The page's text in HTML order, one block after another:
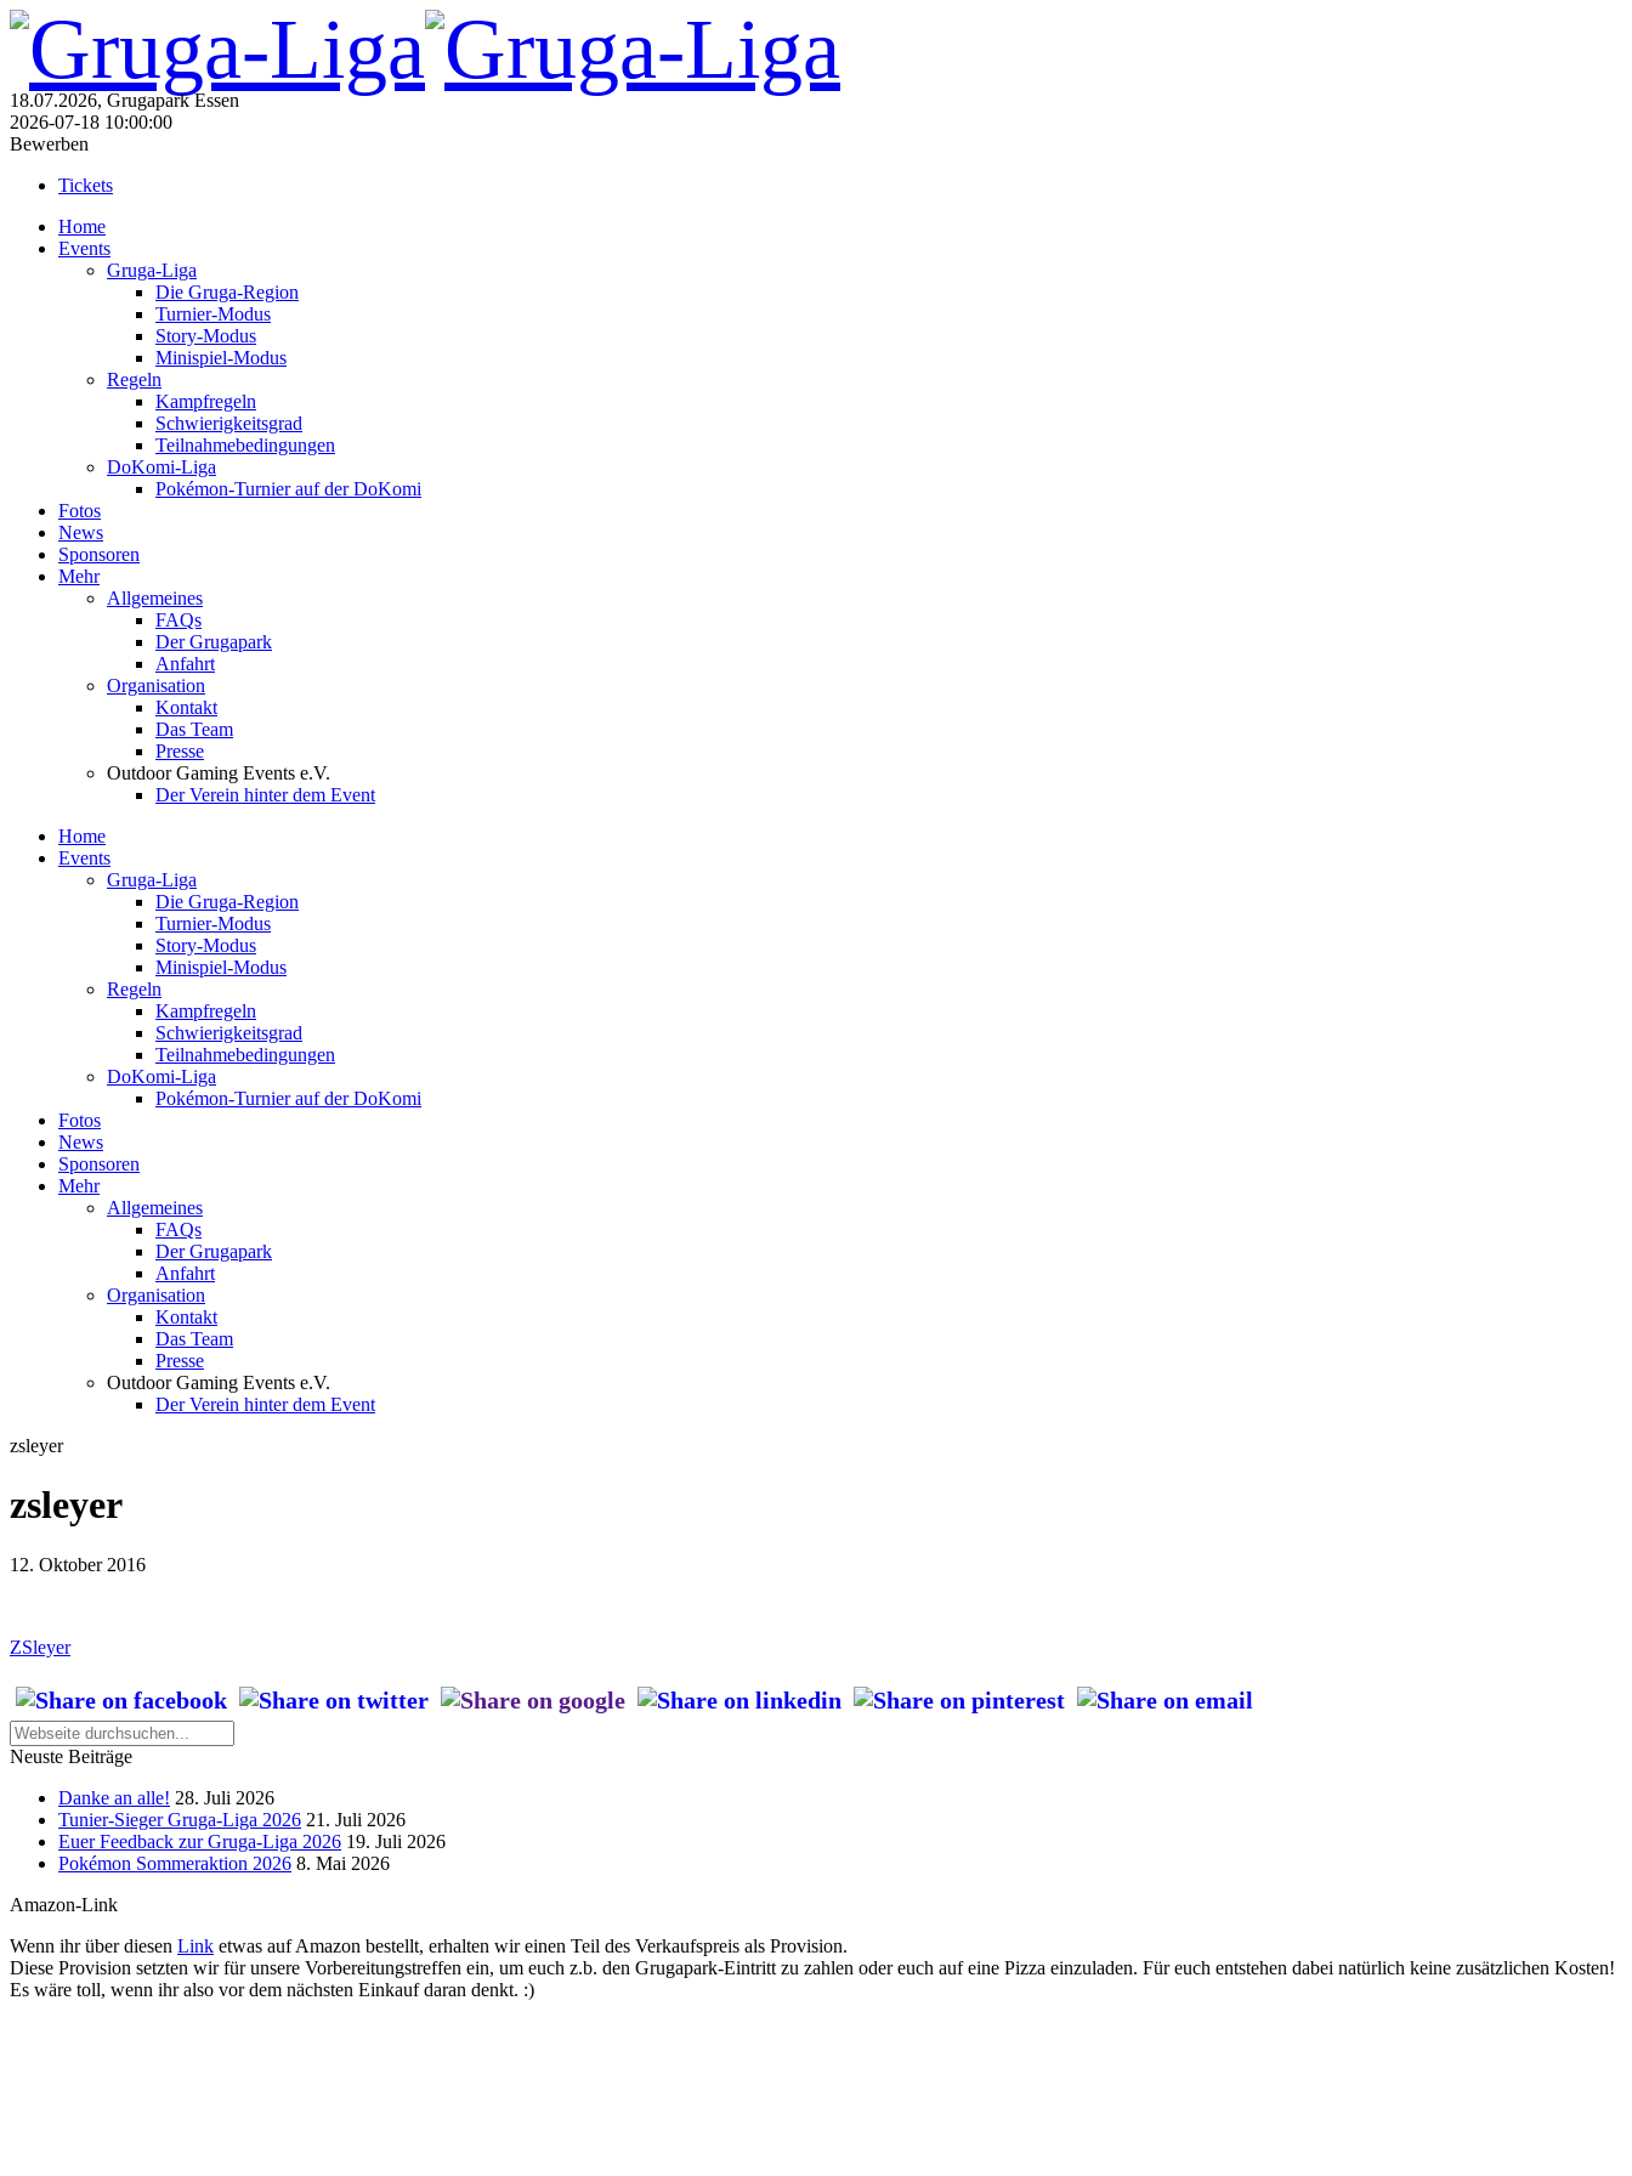
18.07.2026, Grugapark Essen
2026-07-18 10:00:00
Bewerben
Tickets
Home
Events
Gruga-Liga
Die Gruga-Region
Turnier-Modus
Story-Modus
Minispiel-Modus
Regeln
Kampfregeln
Schwierigkeitsgrad
Teilnahmebedingungen
DoKomi-Liga
Pokémon-Turnier auf der DoKomi
Fotos
News
Sponsoren
Mehr
Allgemeines
FAQs
Der Grugapark
Anfahrt
Organisation
Kontakt
Das Team
Presse
Outdoor Gaming Events e.V.
Der Verein hinter dem Event
Home
Events
Gruga-Liga
Die Gruga-Region
Turnier-Modus
Story-Modus
Minispiel-Modus
Regeln
Kampfregeln
Schwierigkeitsgrad
Teilnahmebedingungen
DoKomi-Liga
Pokémon-Turnier auf der DoKomi
Fotos
News
Sponsoren
Mehr
Allgemeines
FAQs
Der Grugapark
Anfahrt
Organisation
Kontakt
Das Team
Presse
Outdoor Gaming Events e.V.
Der Verein hinter dem Event
zsleyer
zsleyer
12. Oktober 2016
ZSleyer
Neuste Beiträge
Danke an alle! 28. Juli 2026
Tunier-Sieger Gruga-Liga 2026 21. Juli 2026
Euer Feedback zur Gruga-Liga 2026 19. Juli 2026
Pokémon Sommeraktion 2026 8. Mai 2026
Amazon-Link
Wenn ihr über diesen Link etwas auf Amazon bestellt, erhalten wir einen Teil des Verkaufspreis als Provision.
Diese Provision setzten wir für unsere Vorbereitungstreffen ein, um euch z.b. den Grugapark-Eintritt zu zahlen oder euch auf eine Pizza einzuladen. Für euch entstehen dabei natürlich keine zusätzlichen Kosten!
Es wäre toll, wenn ihr also vor dem nächsten Einkauf daran denkt. :)